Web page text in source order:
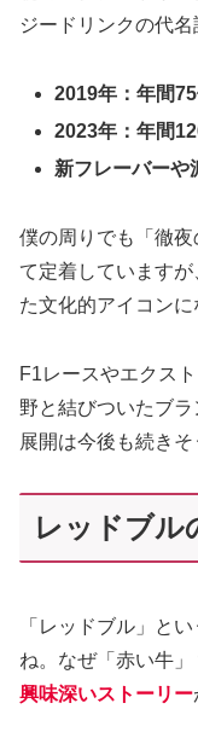
ジードリンクの代名
2019年：年間
2023年：年間
新フレーバーや
僕の周りでも「徹
て定着しています
た文化的アイコンに
F1レースやエクス
野と結びついたブ
展開は今後も続き
レッドブル
「レッドブル」と
ね。なぜ「赤い牛」
興味深いストーリー